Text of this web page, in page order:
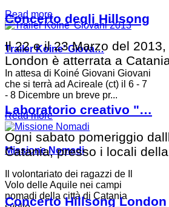
Read more
Trailer Koine' Giova…
In attesa di Koiné Giovani Giovani
che si terrà ad Acireale (ct) il 6 - 7
- 8 Dicembre un breve pr...
Read more
Missione Nomadi
Il volontariato dei ragazzi de Il
Volo delle Aquile nei campi
nomadi della città di Catania
Concerto degli Hillsong
Il 22 e il 23 Marzo del
London è atterrata a
Laboratorio creativo "…
Ogni sabato pomeriggio
Catania, presso i locali
Concerto Hillsong London